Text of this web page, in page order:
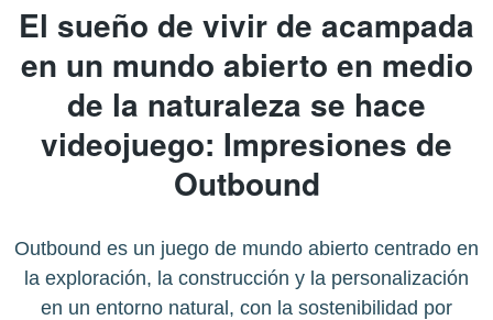
El sueño de vivir de acampada
en un mundo abierto en medio
de la naturaleza se hace
videojuego: Impresiones de
Outbound
Outbound es un juego de mundo abierto centrado en
la exploración, la construcción y la personalización
en un entorno natural, con la sostenibilidad por